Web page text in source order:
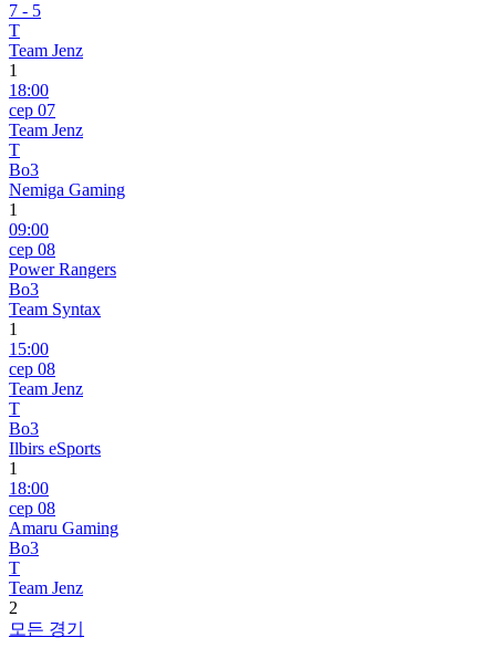
7 - 5
T
Team Jenz
1
18:00
сер 07
Team Jenz
T
Bo3
Nemiga Gaming
1
09:00
сер 08
Power Rangers
Bo3
Team Syntax
1
15:00
сер 08
Team Jenz
T
Bo3
Ilbirs eSports
1
18:00
сер 08
Amaru Gaming
Bo3
T
Team Jenz
2
모든 경기